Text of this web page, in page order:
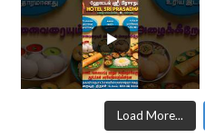
Load More...